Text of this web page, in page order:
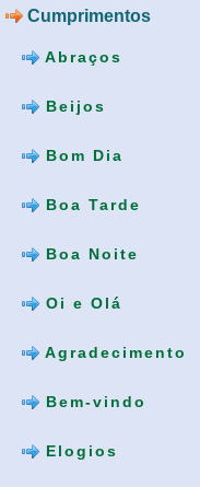
Cumprimentos
Abraços
Beijos
Bom Dia
Boa Tarde
Boa Noite
Oi e Olá
Agradecimento
Bem-vindo
Elogios